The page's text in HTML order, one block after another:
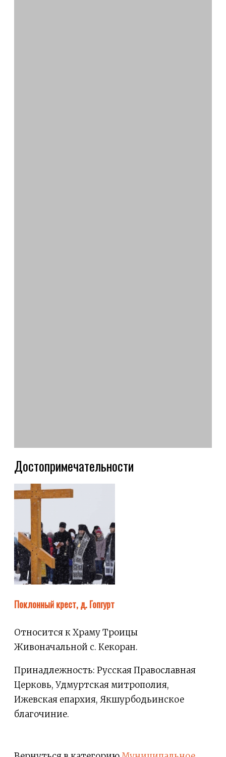
Достопримечательности
Поклонный крест, д. Гопгурт
Относится к Храму Троицы
Живоначальной с. Кекоран.
Принадлежность: Русская Православная
Церковь, Удмуртская митрополия,
Ижевская епархия, Якшурбодьинское
благочиние.